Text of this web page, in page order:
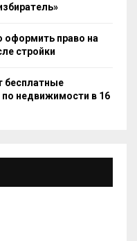
оформить право на
стройки
бесплатные
по недвижимости в 16